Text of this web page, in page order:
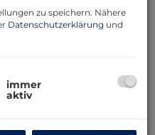
in mehreren
und außen.
zu speichern. Nähere
Datenschutzerklärung und
immer
aktiv